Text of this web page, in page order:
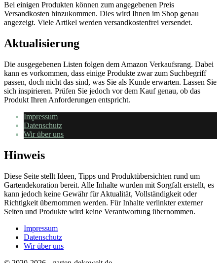
Bei einigen Produkten können zum angegebenen Preis
Versandkosten hinzukommen. Dies wird Ihnen im Shop genau
angezeigt. Viele Artikel werden versandkostenfrei versendet.
Aktualisierung
Die ausgegebenen Listen folgen dem Amazon Verkaufsrang. Dabei
kann es vorkommen, dass einige Produkte zwar zum Suchbegriff
passen, doch nicht das sind, was Sie als Kunde erwarten. Lassen Sie
sich inspirieren. Prüfen Sie jedoch vor dem Kauf genau, ob das
Produkt Ihren Anforderungen entspricht.
Impressum
Datenschutz
Wir über uns
Hinweis
Diese Seite stellt Ideen, Tipps und Produktübersichten rund um
Gartendekoration bereit. Alle Inhalte wurden mit Sorgfalt erstellt, es
kann jedoch keine Gewähr für Aktualität, Vollständigkeit oder
Richtigkeit übernommen werden. Für Inhalte verlinkter externer
Seiten und Produkte wird keine Verantwortung übernommen.
Impressum
Datenschutz
Wir über uns